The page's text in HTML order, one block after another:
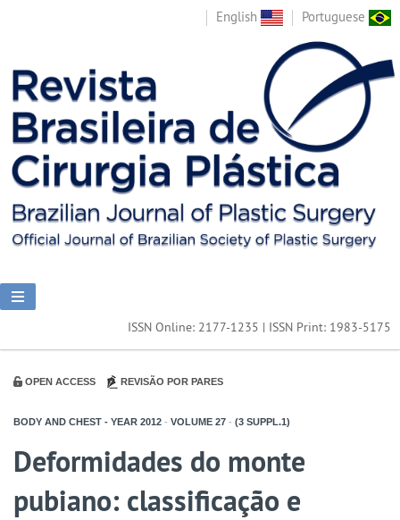
English Portuguese
ISSN Online: 2177-1235 | ISSN Print: 1983-5175
OPEN ACCESS REVISÃO POR PARES
BODY AND CHEST - YEAR 2012 - VOLUME 27 - (3 SUPPL.1)
Deformidades do monte
pubiano: classificação e